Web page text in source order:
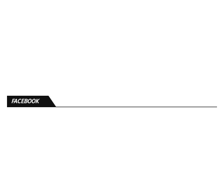
FACEBOOK